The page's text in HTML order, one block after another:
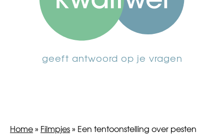
geeft antwoord op je vragen
Home» Filmpjes» Een tentoonstelling over pesten